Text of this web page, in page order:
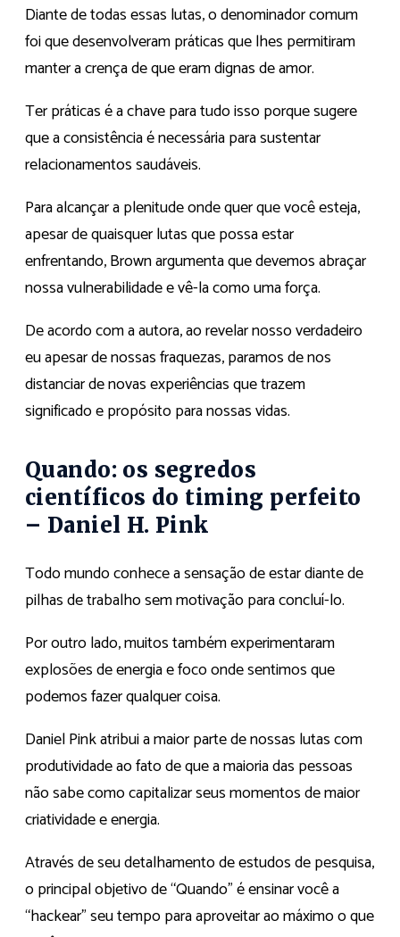
Diante de todas essas lutas, o denominador comum
foi que desenvolveram práticas que lhes permitiram
manter a crença de que eram dignas de amor.
Ter práticas é a chave para tudo isso porque sugere
que a consistência é necessária para sustentar
relacionamentos saudáveis.
Para alcançar a plenitude onde quer que você esteja,
apesar de quaisquer lutas que possa estar
enfrentando, Brown argumenta que devemos abraçar
nossa vulnerabilidade e vê-la como uma força.
De acordo com a autora, ao revelar nosso verdadeiro
eu apesar de nossas fraquezas, paramos de nos
distanciar de novas experiências que trazem
significado e propósito para nossas vidas.
Quando: os segredos
científicos do timing perfeito
– Daniel H. Pink
Todo mundo conhece a sensação de estar diante de
pilhas de trabalho sem motivação para concluí-lo.
Por outro lado, muitos também experimentaram
explosões de energia e foco onde sentimos que
podemos fazer qualquer coisa.
Daniel Pink atribui a maior parte de nossas lutas com
produtividade ao fato de que a maioria das pessoas
não sabe como capitalizar seus momentos de maior
criatividade e energia.
Através de seu detalhamento de estudos de pesquisa,
o principal objetivo de “Quando” é ensinar você a
“hackear” seu tempo para aproveitar ao máximo o que